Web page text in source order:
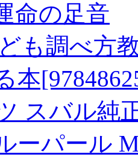
命の足音
も調べ方
本
スバル純
ーパール